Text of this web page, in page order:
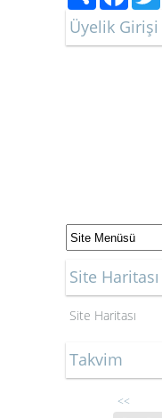
Üyelik Girişi
Site Haritası
Site Haritası
Takvim
<<